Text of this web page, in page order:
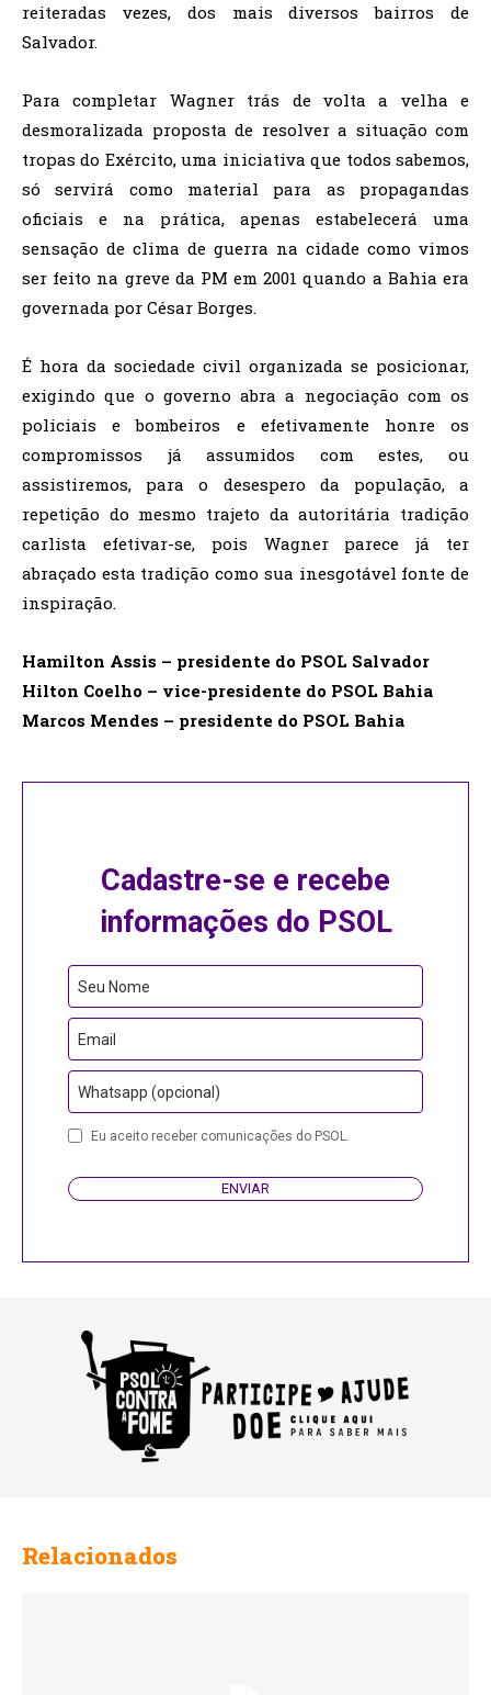
reiteradas vezes, dos mais diversos bairros de
Salvador.
Para completar Wagner trás de volta a velha e
desmoralizada proposta de resolver a situação com
tropas do Exército, uma iniciativa que todos sabemos,
só servirá como material para as propagandas
oficiais e na prática, apenas estabelecerá uma
sensação de clima de guerra na cidade como vimos
ser feito na greve da PM em 2001 quando a Bahia era
governada por César Borges.
É hora da sociedade civil organizada se posicionar,
exigindo que o governo abra a negociação com os
policiais e bombeiros e efetivamente honre os
compromissos já assumidos com estes, ou
assistiremos, para o desespero da população, a
repetição do mesmo trajeto da autoritária tradição
carlista efetivar-se, pois Wagner parece já ter
abraçado esta tradição como sua inesgotável fonte de
inspiração.
Hamilton Assis – presidente do PSOL Salvador
Hilton Coelho – vice-presidente do PSOL Bahia
Marcos Mendes – presidente do PSOL Bahia
Cadastre-se e recebe
informações do PSOL
Seu Nome
Email
Whatsapp (opcional)
ContactEu aceito receber comunicações do PSOL.
ENVIAR
Relacionados